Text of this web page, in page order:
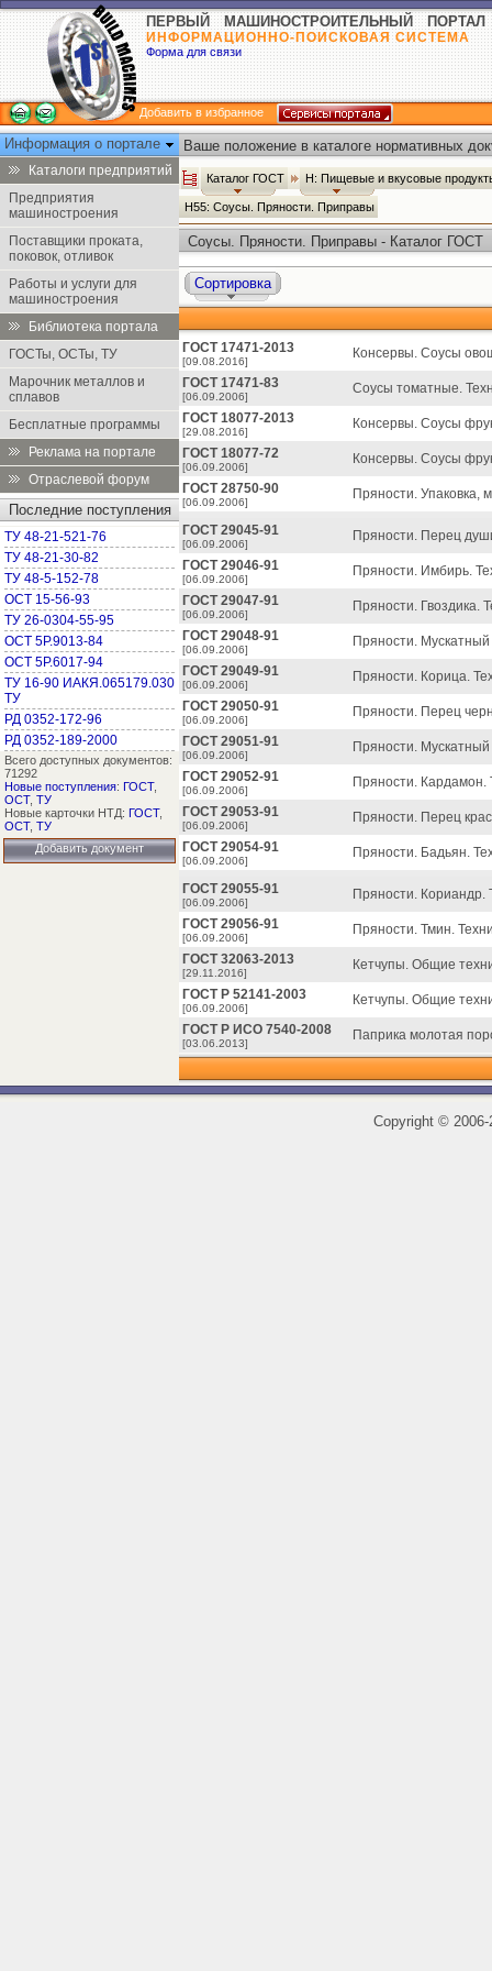
ПЕРВЫЙ МАШИНОСТРОИТЕЛЬНЫЙ ПОРТАЛ
ИНФОРМАЦИОННО-ПОИСКОВАЯ СИСТЕМА
Форма для связи
Добавить в избранное
Информация о портале
Каталоги предприятий
Предприятия
машиностроения
Поставщики проката,
поковок, отливок
Работы и услуги для
машиностроения
Библиотека портала
ГОСТы, ОСТы, ТУ
Марочник металлов и
сплавов
Бесплатные программы
Реклама на портале
Отраслевой форум
Последние поступления
ТУ 48-21-521-76
ТУ 48-21-30-82
ТУ 48-5-152-78
ОСТ 15-56-93
ТУ 26-0304-55-95
ОСТ 5Р.9013-84
ОСТ 5Р.6017-94
ТУ 16-90 ИАКЯ.065179.030
ТУ
РД 0352-172-96
РД 0352-189-2000
Всего доступных документов:
71292
Новые поступления: ГОСТ,
ОСТ, ТУ
Новые карточки НТД: ГОСТ,
ОСТ, ТУ
Добавить документ
Ваше положение в каталоге нормативных
Каталог ГОСТ Н: Пищевые и вкусовые
Н55: Соусы. Пряности. Приправы
Соусы. Пряности. Приправы - Каталог ГОСТ
Сортировка
ГОСТ 17471-2013
[09.08.2016]
Консервы. Соусы
ГОСТ 17471-83
[06.09.2006]
Соусы томатные.
ГОСТ 18077-2013
[29.08.2016]
Консервы. Соусы
ГОСТ 18077-72
[06.09.2006]
Консервы. Соусы
ГОСТ 28750-90
[06.09.2006]
Пряности. Упаковка,
ГОСТ 29045-91
[06.09.2006]
Пряности. Перец
ГОСТ 29046-91
[06.09.2006]
Пряности. Имбирь.
ГОСТ 29047-91
[06.09.2006]
Пряности. Гвоздика.
ГОСТ 29048-91
[06.09.2006]
Пряности. Мускатный
ГОСТ 29049-91
[06.09.2006]
Пряности. Корица.
ГОСТ 29050-91
[06.09.2006]
Пряности. Перец
ГОСТ 29051-91
[06.09.2006]
Пряности. Мускатный
ГОСТ 29052-91
[06.09.2006]
Пряности. Кардамон.
ГОСТ 29053-91
[06.09.2006]
Пряности. Перец
ГОСТ 29054-91
[06.09.2006]
Пряности. Бадьян.
ГОСТ 29055-91
[06.09.2006]
Пряности. Кориандр.
ГОСТ 29056-91
[06.09.2006]
Пряности. Тмин.
ГОСТ 32063-2013
[29.11.2016]
Кетчупы. Общие
ГОСТ Р 52141-2003
[06.09.2006]
Кетчупы. Общие
ГОСТ Р ИСО 7540-2008
[03.06.2013]
Паприка молотая
Copyright ©